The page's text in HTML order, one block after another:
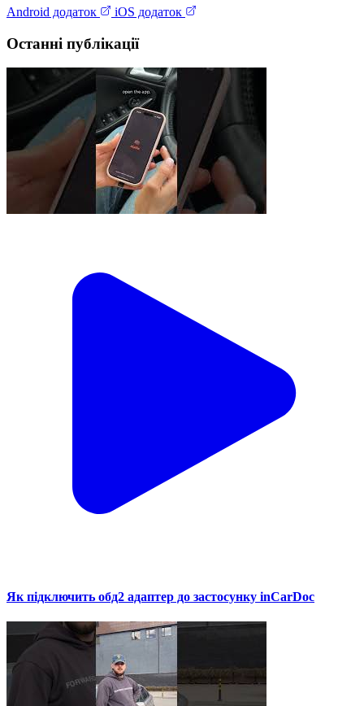
Android додаток iOS додаток
Останні публікації
Як підключить обд2 адаптер до застосунку inCarDoc